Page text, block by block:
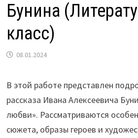
Бунина
класс)
08.01.2024
В этой работе представлен
рассказа Ивана Алексеевича
любви». Рассматриваются
сюжета, образы героев и